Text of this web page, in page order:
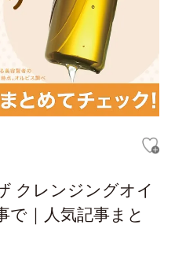
クレンジングオイ
｜人気記事まと